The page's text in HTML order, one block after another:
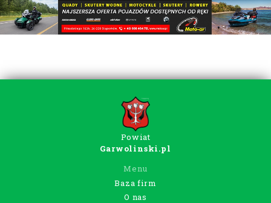
Powiat
Garwolinski.pl
Menu
Baza firm
O nas